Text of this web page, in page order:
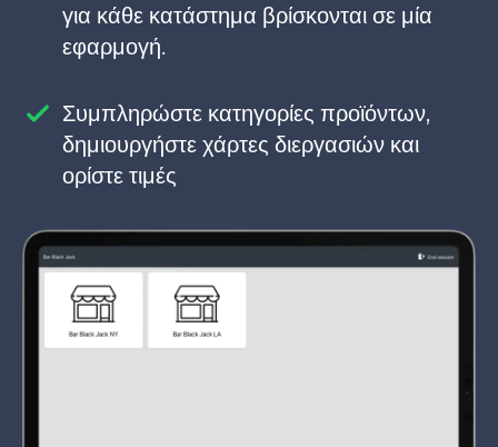
για κάθε κατάστημα βρίσκονται σε μία
εφαρμογή.
Συμπληρώστε κατηγορίες προϊόντων,
δημιουργήστε χάρτες διεργασιών και
ορίστε τιμές